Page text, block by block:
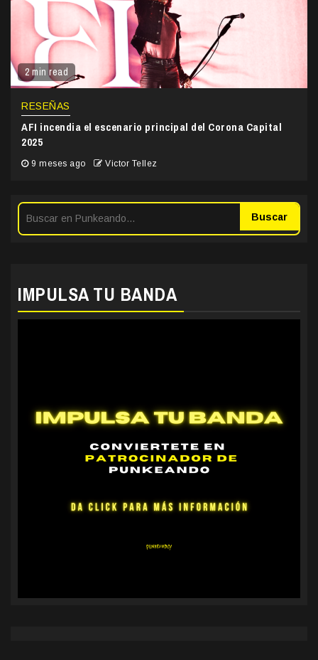
2 min read
RESEÑAS
AFI incendia el escenario principal del Corona Capital
2025
9 meses ago Victor Tellez
Buscar
IMPULSA TU BANDA